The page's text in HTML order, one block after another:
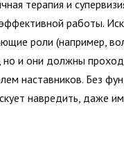
терапия и
работы.
роли (например,
но и они должны
наставников. Без
навредить, даже